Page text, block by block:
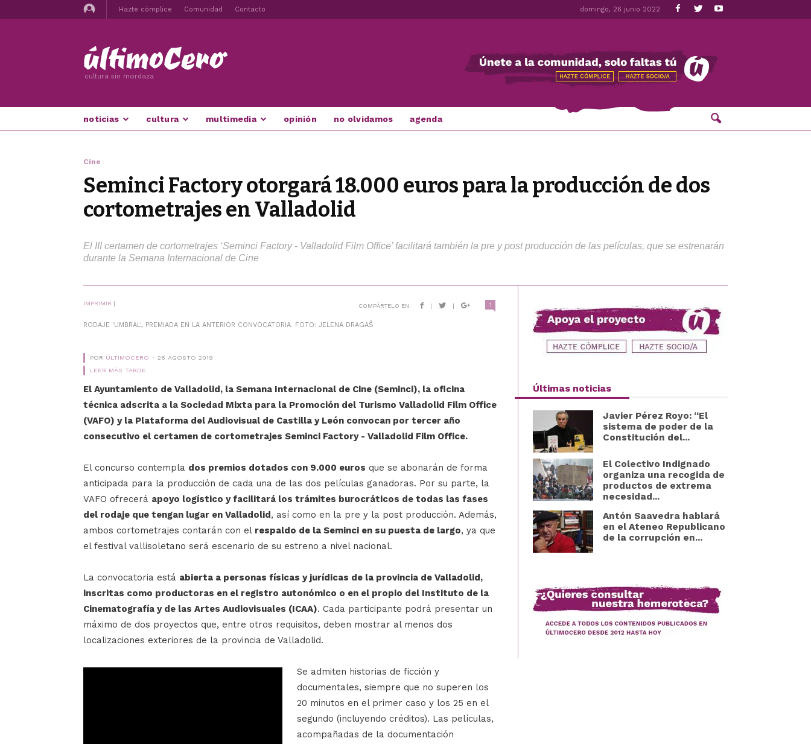
Hazte cómplice Comunidad Contacto domingo, 26 junio 2022
cultura sin mordaza
noticias cultura multimedia opinión no olvidamos agenda
Cine
Seminci Factory otorgará 18.000 euros para la producción de dos
cortometrajes en Valladolid
El III certamen de cortometrajes ‘Seminci Factory - Valladolid Film Office’ facilitará también la pre y post producción de las películas, que se estrenarán
durante la Semana Internacional de Cine
IMPRIMIR | COMPÁRTELO EN: | | 1
RODAJE 'UMBRAL', PREMIADA EN LA ANTERIOR CONVOCATORIA. FOTO: JELENA DRAGAŠ
POR ÚLTIMOCERO
26 AGOSTO 2019
LEER MÁS TARDE
El Ayuntamiento de Valladolid, la Semana Internacional de Cine (Seminci), la oficina
técnica adscrita a la Sociedad Mixta para la Promoción del Turismo Valladolid Film Office
(VAFO) y la Plataforma del Audiovisual de Castilla y León convocan por tercer año
consecutivo el certamen de cortometrajes Seminci Factory - Valladolid Film Office.
El concurso contempla dos premios dotados con 9.000 euros que se abonarán de forma
anticipada para la producción de cada una de las dos películas ganadoras. Por su parte, la
VAFO ofrecerá apoyo logístico y facilitará los trámites burocráticos de todas las fases
del rodaje que tengan lugar en Valladolid, así como en la pre y la post producción. Además,
ambos cortometrajes contarán con el respaldo de la Seminci en su puesta de largo, ya que
el festival vallisoletano será escenario de su estreno a nivel nacional.
La convocatoria está abierta a personas físicas y jurídicas de la provincia de Valladolid,
inscritas como productoras en el registro autonómico o en el propio del Instituto de la
Cinematografía y de las Artes Audiovisuales (ICAA). Cada participante podrá presentar un
máximo de dos proyectos que, entre otros requisitos, deben mostrar al menos dos
localizaciones exteriores de la provincia de Valladolid.
Se admiten historias de ficción y
documentales, siempre que no superen los
20 minutos en el primer caso y los 25 en el
segundo (incluyendo créditos). Las películas,
acompañadas de la documentación
Últimas noticias
Javier Pérez Royo: “El
sistema de poder de la
Constitución del...
El Colectivo Indignado
organiza una recogida de
productos de extrema
necesidad...
Antón Saavedra hablará
en el Ateneo Republicano
de la corrupción en...